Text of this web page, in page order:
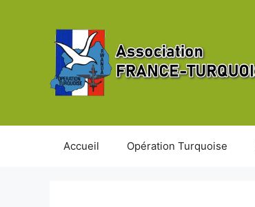
Accueil Opération Turquoise